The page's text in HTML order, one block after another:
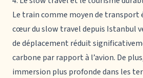
Le train comme moyen de transport
cœur du slow travel depuis Istanbul
de déplacement réduit
carbone par rapport à l’avion. De
immersion plus profonde dans les